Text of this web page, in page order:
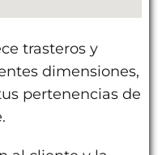
trasteros y
dimensiones,
pertenencias de